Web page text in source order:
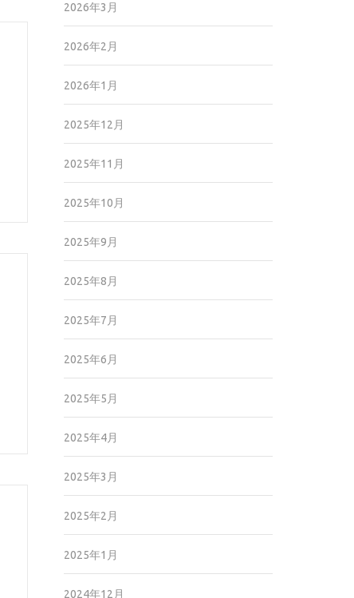
2026年3月
2026年2月
2026年1月
2025年12月
2025年11月
2025年10月
2025年9月
2025年8月
2025年7月
2025年6月
2025年5月
2025年4月
2025年3月
2025年2月
2025年1月
2024年12月